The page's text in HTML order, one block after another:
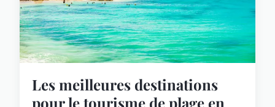
Les meilleures destinations
pour le tourisme de plage en